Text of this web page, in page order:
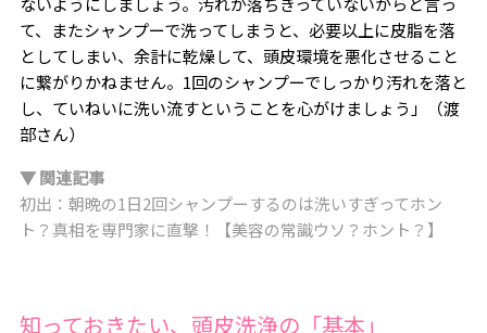
て、またシャンプーで洗ってしまうと、必要以上に皮脂を落
としてしまい、余計に乾燥して、頭皮環境を悪化させること
に繋がりかねません。1回のシャンプーでしっかり汚れを落と
し、ていねいに洗い流すということを心がけましょう」（渡
部さん）
▼ 関連記事
初出：朝晩の1日2回シャンプーするのは洗いすぎってホン
ト？真相を専門家に直撃！【美容の常識ウソ？ホント？】
知っておきたい、頭皮洗浄の「基本」